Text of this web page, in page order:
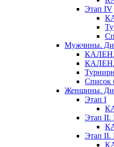
Этап IV
Мужчины.
Список
Женщины.
Этап I
Этап II.
Этап II.